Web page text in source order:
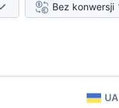
Bez konwersji
UA